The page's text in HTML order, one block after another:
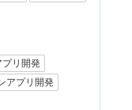
リ開発
アプリ開発